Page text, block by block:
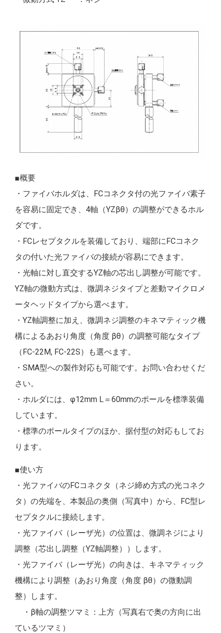
■概要
・ファイバホルダは、FCコネクタ付の光ファイバ素子
を容易に固定でき、4軸（YZβθ）の調整ができるホル
ダです。
・FCレセプタクルを装備しており、端部にFCコネク
タの付いた光ファイバの接続が容易にできます。
・光軸に対し直交するYZ軸の芯出し調整が可能です。
YZ軸の微動方式は、微調ネジタイプと差動マイクロメ
ータヘッドタイプから選べます。
・YZ軸調整に加え、微調ネジ調整のキネマティック機
構によるあおり角度（角度 βθ）の調整可能なタイプ
（FC-22M, FC-22S）も選べます。
・SMA型への製作対応も可能です。お問い合わせくだ
さい。
・ホルダには、φ12mm L＝60mmのポールを標準装備
しています。
・標準のポールタイプのほか、据付型の対応もしてお
ります。
■使い方
・光ファイバのFCコネクタ（ネジ締め方式の光コネク
タ）の先端を、本製品の奥側（写真中）から、FC型レ
セプタクルに接続します。
・光ファイバ（レーザ光）の位置は、微調ネジにより
調整（芯出し調整（YZ軸調整））します。
・光ファイバ（レーザ光）の向きは、キネマティック
機構により調整（あおり角度（角度 βθ）の微動調
整）します。
・β軸の調整ツマミ：上方（写真右で奥の方向に出
ているツマミ）